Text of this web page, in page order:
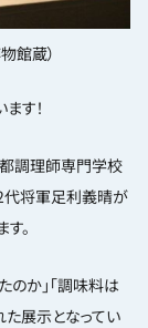
館蔵）
す！
調理師専門学校
代将軍足利義晴が
。
のか」「調味料は
た展示となってい